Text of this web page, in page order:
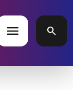
menu search